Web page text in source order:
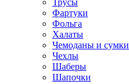
Трусы
Фартуки
Фольга
Халаты
Чемоданы и сумки
Чехлы
Шаберы
Шапочки